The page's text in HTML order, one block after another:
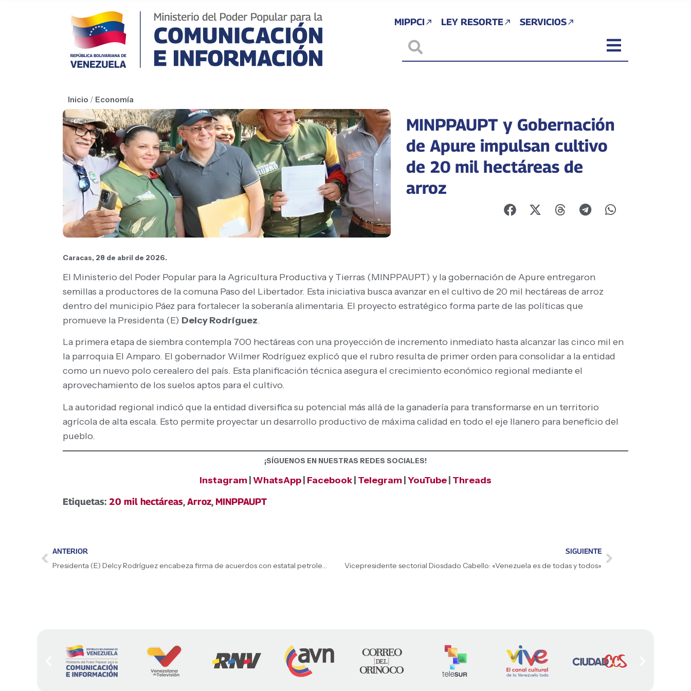
MIPPCI LEY RESORTE SERVICIOS
Inicio / Economía
MINPPAUPT y Gobernación
de Apure impulsan cultivo
de 20 mil hectáreas de
arroz
Caracas, 28 de abril de 2026.
El Ministerio del Poder Popular para la Agricultura Productiva y Tierras (MINPPAUPT) y la gobernación de Apure entregaron
semillas a productores de la comuna Paso del Libertador. Esta iniciativa busca avanzar en el cultivo de 20 mil hectáreas de arroz
dentro del municipio Páez para fortalecer la soberanía alimentaria. El proyecto estratégico forma parte de las políticas que
promueve la Presidenta (E) Delcy Rodríguez.
La primera etapa de siembra contempla 700 hectáreas con una proyección de incremento inmediato hasta alcanzar las cinco mil en
la parroquia El Amparo. El gobernador Wilmer Rodríguez explicó que el rubro resulta de primer orden para consolidar a la entidad
como un nuevo polo cerealero del país. Esta planificación técnica asegura el crecimiento económico regional mediante el
aprovechamiento de los suelos aptos para el cultivo.
La autoridad regional indicó que la entidad diversifica su potencial más allá de la ganadería para transformarse en un territorio
agrícola de alta escala. Esto permite proyectar un desarrollo productivo de máxima calidad en todo el eje llanero para beneficio del
pueblo.
¡SÍGUENOS EN NUESTRAS REDES SOCIALES!
Instagram WhatsApp Facebook Telegram YouTube Threads
Etiquetas: 20 mil hectáreas,Arroz, MINPPAUPT
ANTERIOR
Presidenta (E) Delcy Rodríguez encabeza firma de acuerdos con estatal petrolera italiana Eni
SIGUIENTE
Vicepresidente sectorial Diosdado Cabello: «Venezuela es de todas y todos»